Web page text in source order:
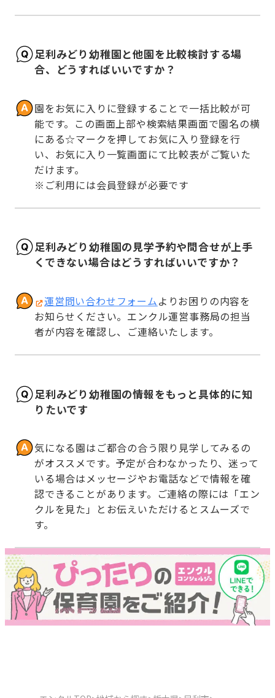
足利みどり幼稚園と他園を比較検討する場
合、どうすればいいですか？
園をお気に入りに登録することで一括比較が可
能です。この画面上部や検索結果画面で園名の横
にある☆マークを押してお気に入り登録を行
い、お気に入り一覧画面にて比較表がご覧いた
だけます。
※ご利用には会員登録が必要です
足利みどり幼稚園の見学予約や問合せが上手
くできない場合はどうすればいいですか？
運営問い合わせフォームよりお困りの内容を
お知らせください。エンクル運営事務局の担当
者が内容を確認し、ご連絡いたします。
足利みどり幼稚園の情報をもっと具体的に知
りたいです
気になる園はご都合の合う限り見学してみるの
がオススメです。予定が合わなかったり、迷って
いる場合はメッセージやお電話などで情報を確
認できることがあります。ご連絡の際には「エン
クルを見た」とお伝えいただけるとスムーズで
す。